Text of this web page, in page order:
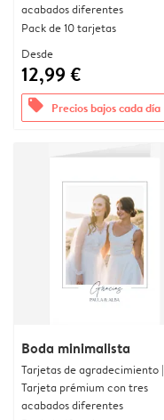
acabados diferentes
Pack de 10 tarjetas
Desde
12,99 €
offers Precios bajos cada día
Boda minimalista
Tarjetas de agradecimiento |
Tarjeta prémium con tres
acabados diferentes